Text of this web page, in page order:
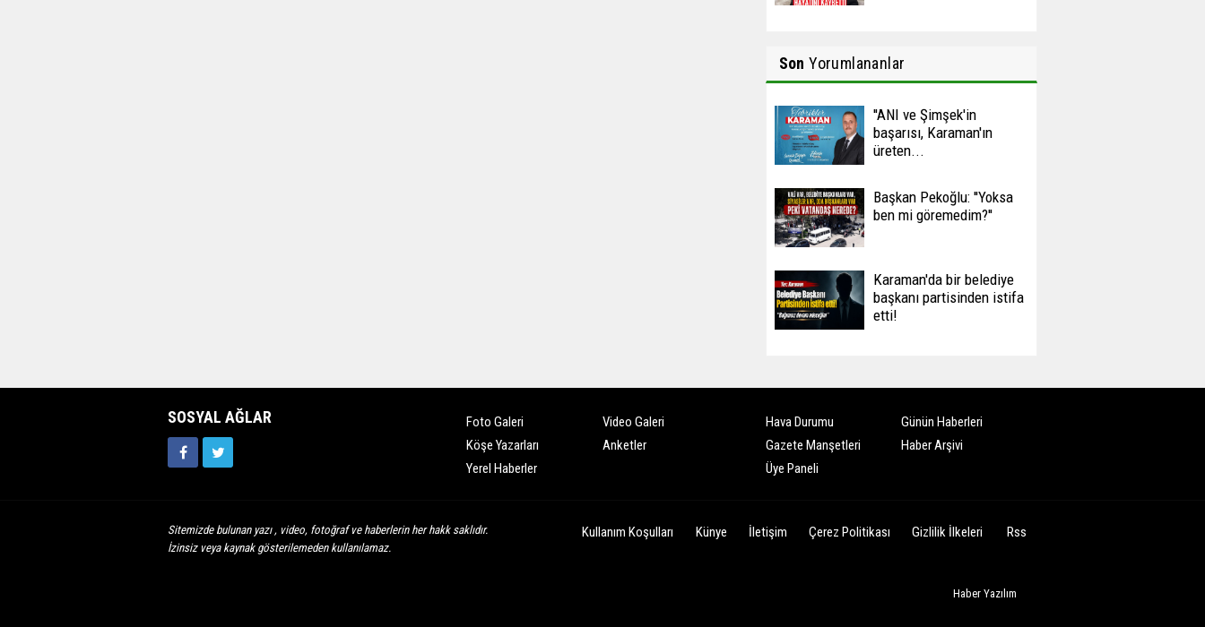
Son Yorumlananlar
''ANI ve Şimşek'in
başarısı, Karaman'ın
üreten...
Başkan Pekoğlu: ''Yoksa
ben mi göremedim?''
Karaman'da bir belediye
başkanı partisinden istifa
etti!
SOSYAL AĞLAR Foto Galeri
Video Galeri
Köşe Yazarları
Anketler
Yerel Haberler
Hava Durumu
Günün Haberleri
Gazete Manşetleri
Haber Arşivi
Üye Paneli
Sitemizde bulunan yazı , video, fotoğraf ve haberlerin her hakk saklıdır.
İzinsiz veya kaynak gösterilemeden kullanılamaz.
Kullanım Koşulları Künye İletişim Çerez Politikası Gizlilik İlkeleri Rss
Haber Yazılım